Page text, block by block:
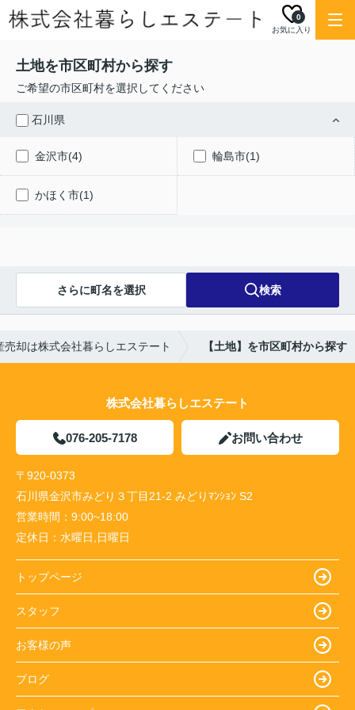
お気に入り
0
土地を市区町村から探す
ご希望の市区町村を選択してください
石川県
金沢市(4) 輪島市(1)
かほく市(1)
さらに町名を選択 検索
却は株式会社暮らしエステート 【土地】を市区町村から探す
株式会社暮らしエステート
076-205-7178 お問い合わせ
〒920-0373
石川県金沢市みどり３丁目21-2 みどりﾏﾝｼｮﾝ S2
営業時間： 9:00~18:00
定休日： 水曜日,日曜日
トップページ
スタッフ
お客様の声
ブログ